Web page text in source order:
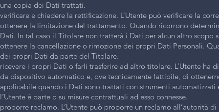
una copia dei Dati trattati.
verificare e chiedere la rettificazione. L’Utente può verificare la
ottenere la limitazione del trattamento. Quando ricorrono
Dati. In tal caso il Titolare non tratterà i Dati per alcun altro scopo
ottenere la cancellazione o rimozione dei propri Dati Personali.
dei propri Dati da parte del Titolare.
ricevere i propri Dati o farli trasferire ad altro titolare. L’Utente
da dispositivo automatico e, ove tecnicamente fattibile, di
applicabile quando i Dati sono trattati con strumenti
l’Utente è parte o su misure contrattuali ad esso connesse.
proporre reclamo. L’Utente può proporre un reclamo all’autorità